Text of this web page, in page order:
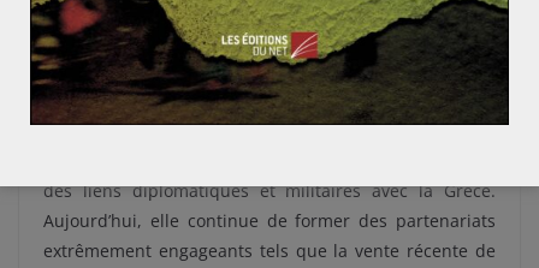
Du côté de la France
Face aux mouvements interventionnistes turcs, la
France fait front. A l’occasion de l’escalade de la
violence gréco-turque, la France est le premier pays à
des liens diplomatiques et militaires avec la Grèce.
Aujourd’hui, elle continue de former des partenariats
extrêmement engageants tels que la vente récente de